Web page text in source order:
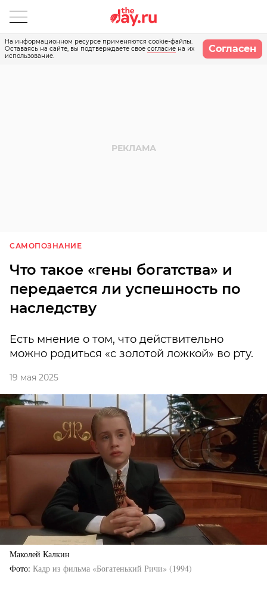
На информационном ресурсе применяются cookie-файлы.
Оставаясь на сайте, вы подтверждаете свое согласие на их
использование.
Согласен
САМОПОЗНАНИЕ
Что такое «гены богатства» и
передается ли успешность по
наследству
Есть мнение о том, что действительно
можно родиться «с золотой ложкой» во рту.
19 мая 2025
Маколей Калкин
Фото Кадр из фильма «Богатенький Ричи» (1994)